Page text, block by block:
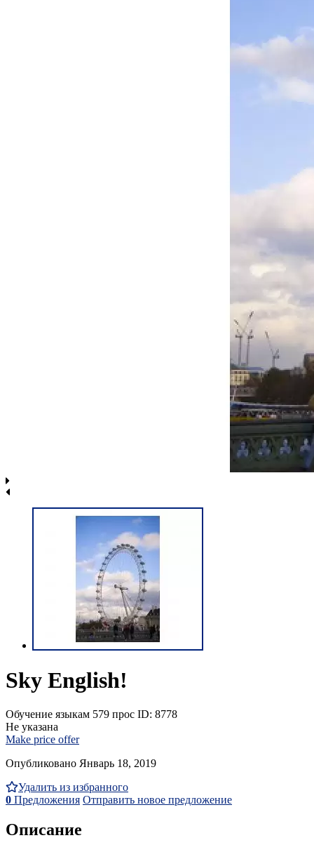
Sky English!
Обучение языкам 579 прос ID: 8778
Не указана
Make price offer
Опубликовано Январь 18, 2019
Удалить из избранного
0 Предложения Отправить новое предложение
Описание